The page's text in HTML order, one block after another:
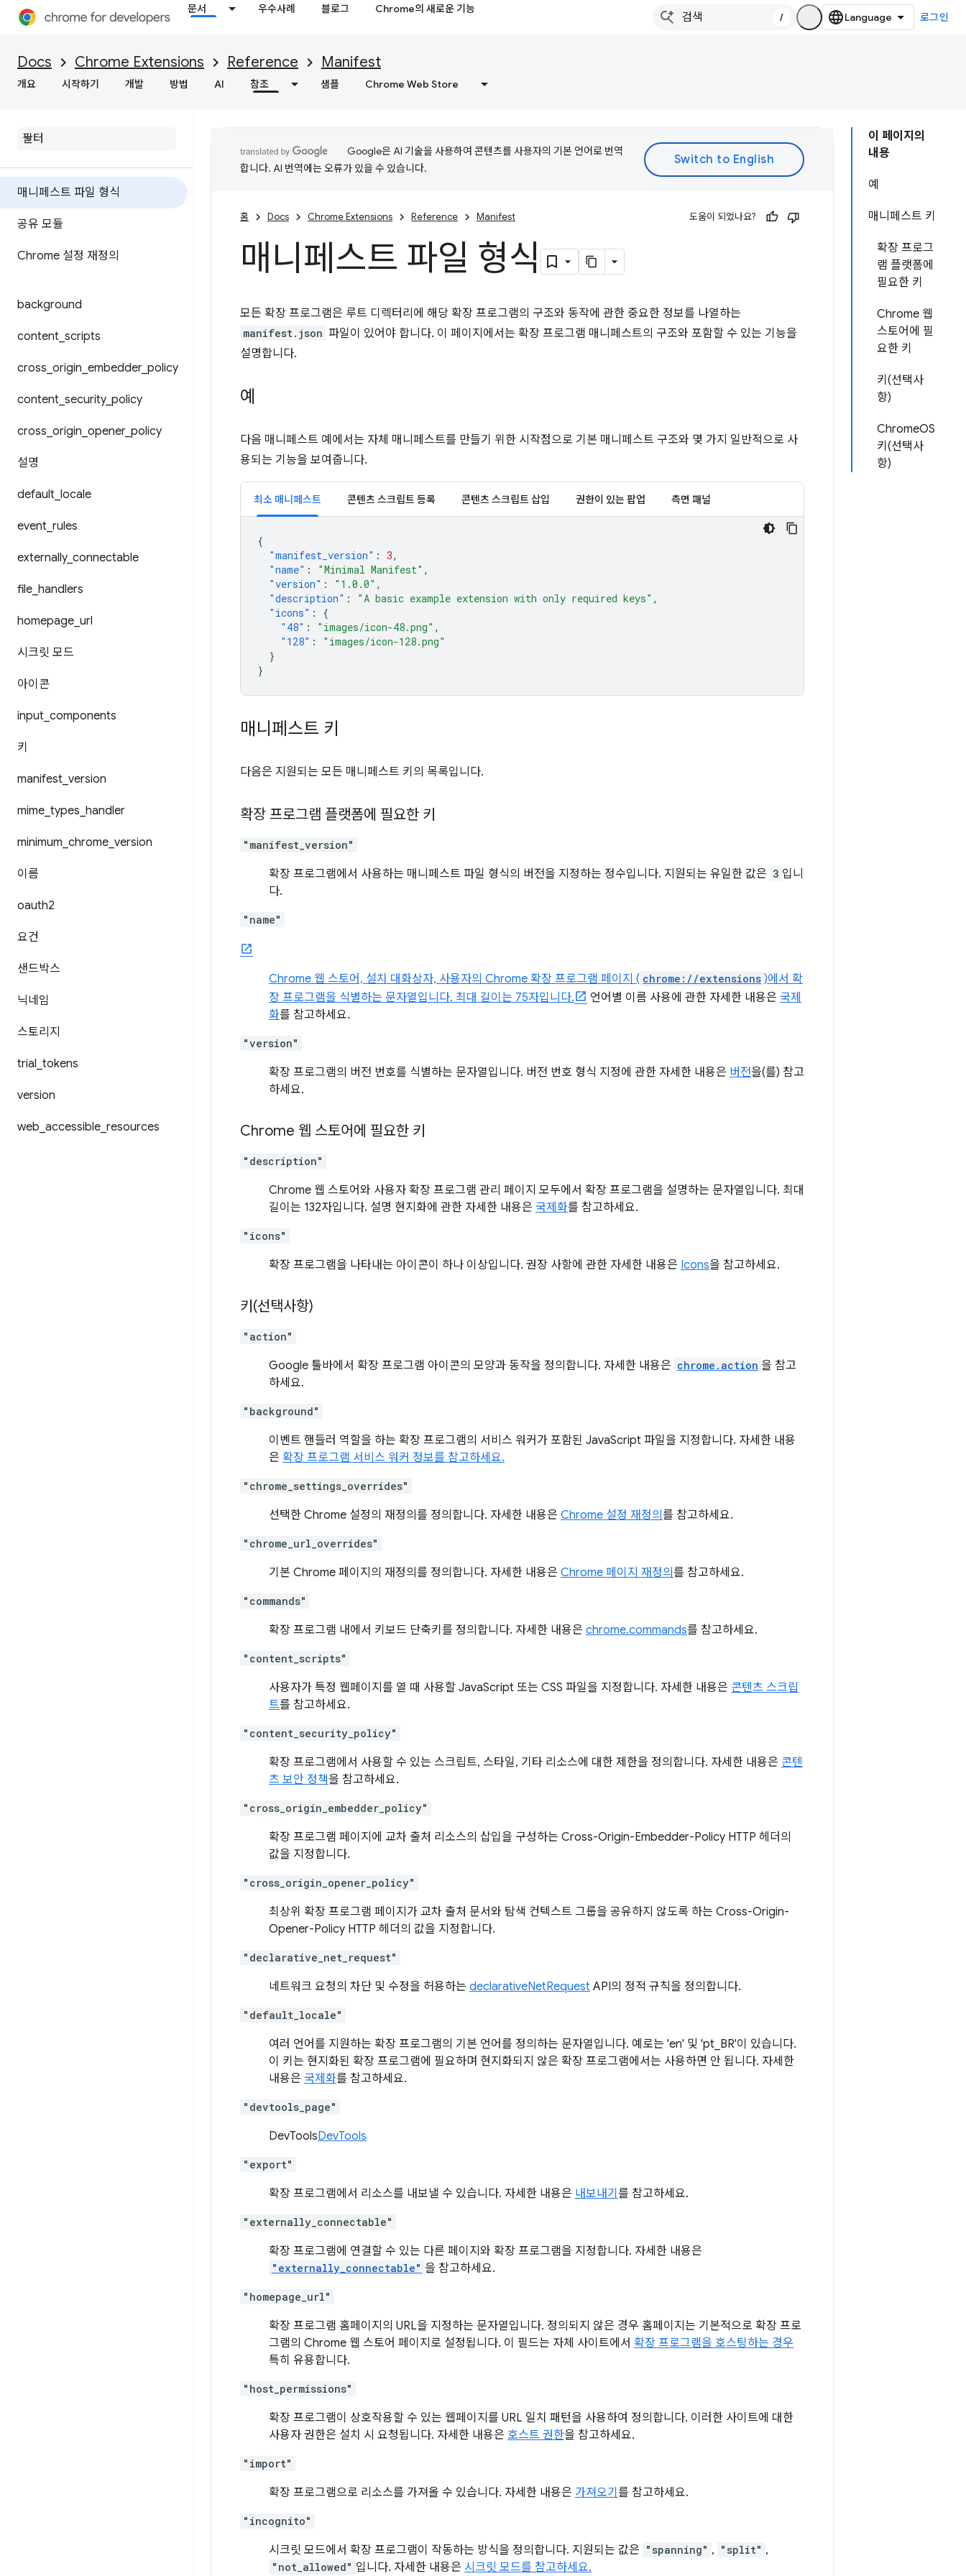
문서 우수사례 블로그 Chrome의 새로운 기능
/ 로그인
Docs Chrome Extensions Reference Manifest
개요 시작하기 개발 방법 AI 참조 샘플 Chrome Web Store
매니페스트 파일 형식
공유 모듈
Chrome 설정 재정의
background
content scripts
cross origin embedder_ policy
content security_ policy
cross origin opener_ policy
설명
default locale
event rules
externally_ connectable
file handlers
homepage url
시크릿 모드
아이콘
input components
키
manifest version
mime types handler
minimum chrome version
이름
oauth2
요건
샌드박스
닉네임
스토리지
trial tokens
version
web accessible resources
이 페이지의
내용
예
매니페스트 키
확장 프로그
램 플랫폼에
필요한 키
Chrome 웹
스토어에 필
요한 키
키(선택사
항)
ChromeOS
키(선택사
항)
Google은 AI 기술을 사용하여 콘텐츠를 사용자의 기본 언어로 번역
합니다. AI 번역에는 오류가 있을 수 있습니다.
홈 Docs Chrome Extensions Reference Manifest 도움이 되었나요?
매니페스트 파일 형식
모든 확장 프로그램은 루트 디렉터리에 해당 확장 프로그램의 구조와 동작에 관한 중요한 정보를 나열하는
manifest.json 파일이 있어야 합니다. 이 페이지에서는 확장 프로그램 매니페스트의 구조와 포함할 수 있는 기능을
설명합니다.
예
다음 매니페스트 예에서는 자체 매니페스트를 만들기 위한 시작점으로 기본 매니페스트 구조와 몇 가지 일반적으로 사
용되는 기능을 보여줍니다.
최소 매니페스트 콘텐츠 스크립트 등록 콘텐츠 스크립트 삽입 권한이 있는 팝업 측면 패널
{
"manifest_version" : 3,
"name" : "Minimal Manifest" ,
"version" : "1.0.0" ,
"description" : "A basic example extension with only required keys" ,
"icons" :
{
"48" : "images/icon-48.png" ,
"128" :
"images/icon-128.png"
}
}
매니페스트 키
다음은 지원되는 모든 매니페스트 키의 목록입니다.
확장 프로그램 플랫폼에 필요한 키
"manifest_version"
확장 프로그램에서 사용하는 매니페스트 파일 형식의 버전을 지정하는 정수입니다. 지원되는 유일한 값은 3 입니
다.
"name"
Chrome 웹 스토어, 설치 대화상자, 사용자의 Chrome 확장 프로그램 페이지 ( chrome://extensions )에서 확
장 프로그램을 식별하는 문자열입니다. 최대 길이는 75자입니다.
언어별 이름 사용에 관한 자세한 내용은 국제
화를 참고하세요.
"version"
확장 프로그램의 버전 번호를 식별하는 문자열입니다. 버전 번호 형식 지정에 관한 자세한 내용은 버전을(를) 참고
하세요.
Chrome 웹 스토어에 필요한 키
"description"
Chrome 웹 스토어와 사용자 확장 프로그램 관리 페이지 모두에서 확장 프로그램을 설명하는 문자열입니다. 최대
길이는 132자입니다. 설명 현지화에 관한 자세한 내용은 국제화를 참고하세요.
"icons"
확장 프로그램을 나타내는 아이콘이 하나 이상입니다. 권장 사항에 관한 자세한 내용은 Icons을 참고하세요.
키(선택사항)
"action"
Google 툴바에서 확장 프로그램 아이콘의 모양과 동작을 정의합니다. 자세한 내용은 chrome.action 을 참고
하세요.
"background"
이벤트 핸들러 역할을 하는 확장 프로그램의 서비스 워커가 포함된 JavaScript 파일을 지정합니다. 자세한 내용
은 확장 프로그램 서비스 워커 정보를 참고하세요.
"chrome_settings_overrides"
선택한 Chrome 설정의 재정의를 정의합니다. 자세한 내용은 Chrome 설정 재정의 를 참고하세요.
"chrome_url_overrides"
기본 Chrome 페이지의 재정의를 정의합니다. 자세한 내용은 Chrome 페이지 재정의 를 참고하세요.
"commands"
확장 프로그램 내에서 키보드 단축키를 정의합니다. 자세한 내용은 chrome.commands를 참고하세요.
"content_scripts"
사용자가 특정 웹페이지를 열 때 사용할 JavaScript 또는 CSS 파일을 지정합니다. 자세한 내용은 콘텐츠 스크립
트를 참고하세요.
"content_security_policy"
확장 프로그램에서 사용할 수 있는 스크립트, 스타일, 기타 리소스에 대한 제한을 정의합니다. 자세한 내용은 콘텐
츠 보안 정책을 참고하세요.
"cross_origin_embedder_policy"
확장 프로그램 페이지에 교차 출처 리소스의 삽입을 구성하는 Cross-Origin-Embedder-Policy HTTP 헤더의
값을 지정합니다.
"cross_origin_opener_policy"
최상위 확장 프로그램 페이지가 교차 출처 문서와 탐색 컨텍스트 그룹을 공유하지 않도록 하는 Cross-Origin-
Opener-Policy HTTP 헤더의 값을 지정합니다.
"declarative_net_request"
네트워크 요청의 차단 및 수정을 허용하는 declarativeNetRequest API의 정적 규칙을 정의합니다.
"default_locale"
여러 언어를 지원하는 확장 프로그램의 기본 언어를 정의하는 문자열입니다. 예로는 'en' 및 'pt_BR'이 있습니다.
이 키는 현지화된 확장 프로그램에 필요하며 현지화되지 않은 확장 프로그램에서는 사용하면 안 됩니다. 자세한
내용은 국제화를 참고하세요.
"devtools_page"
DevToolsDevTools
"export"
확장 프로그램에서 리소스를 내보낼 수 있습니다. 자세한 내용은 내보내기 를 참고하세요.
"externally_connectable"
확장 프로그램에 연결할 수 있는 다른 페이지와 확장 프로그램을 지정합니다. 자세한 내용은
"externally_connectable" 을 참고하세요.
"homepage_url"
확장 프로그램 홈페이지의 URL을 지정하는 문자열입니다. 정의되지 않은 경우 홈페이지는 기본적으로 확장 프로
그램의 Chrome 웹 스토어 페이지로 설정됩니다. 이 필드는 자체 사이트에서 확장 프로그램을 호스팅하는 경우
특히 유용합니다.
"host_permissions"
확장 프로그램이 상호작용할 수 있는 웹페이지를 URL 일치 패턴을 사용하여 정의합니다. 이러한 사이트에 대한
사용자 권한은 설치 시 요청됩니다. 자세한 내용은 호스트 권한을 참고하세요.
"import"
확장 프로그램으로 리소스를 가져올 수 있습니다. 자세한 내용은 가져오기 를 참고하세요.
"incognito"
시크릿 모드에서 확장 프로그램이 작동하는 방식을 정의합니다. 지원되는 값은 "spanning" , "split" ,
"not_allowed" 입니다. 자세한 내용은 시크릿 모드를 참고하세요.